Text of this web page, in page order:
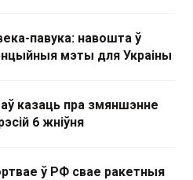
павука: навошта ў
мэты для Украіны
казаць пра змяншэнне
6 жніўня
ў РФ свае ракетныя